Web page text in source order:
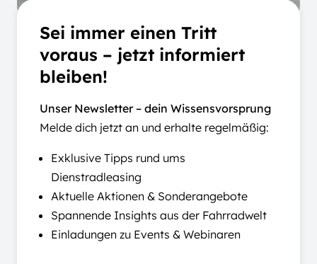
Sei immer einen Tritt
voraus – jetzt informiert
bleiben!
Unser Newsletter – dein Wissensvorsprung
Melde dich jetzt an und erhalte regelmäßig:
Exklusive Tipps rund ums
Dienstradleasing
Aktuelle Aktionen & Sonderangebote
Spannende Insights aus der Fahrradwelt
Einladungen zu Events & Webinaren